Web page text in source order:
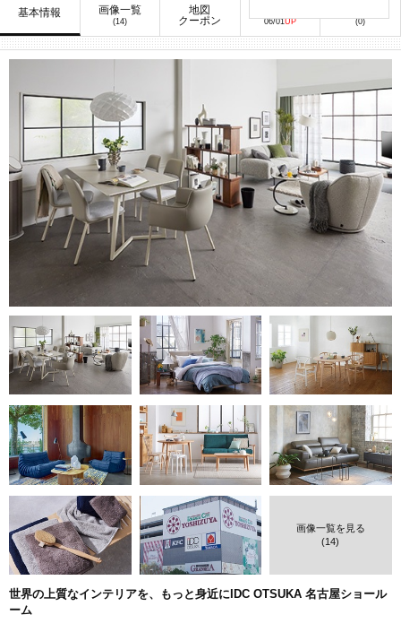
基本情報 画像一覧
(14)
地図
クーポン
06/01UP (0)
画像一覧を見る
(14)
世界の上質なインテリアを、もっと身近にIDC OTSUKA 名古屋ショール
ーム